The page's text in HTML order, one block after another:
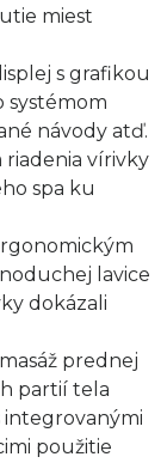
miest
s grafikou
systémom
návody atď.
vírivky
spa ku
lavice
dokázali
prednej
partií tela
použitie